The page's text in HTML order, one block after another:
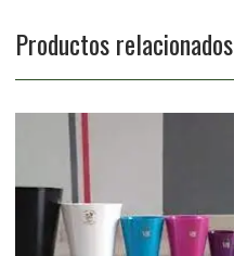
Productos relacionados